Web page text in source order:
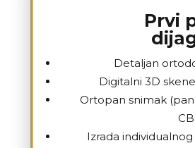
Prvi
Detaljan
Digitalni 3D
Ortopan snimak
Izrada